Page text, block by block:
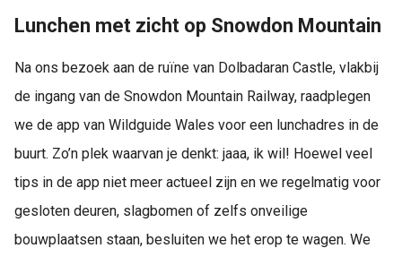
Lunchen met zicht op Snowdon Mountain
Na ons bezoek aan de ruïne van Dolbadaran Castle, vlakbij
de ingang van de Snowdon Mountain Railway, raadplegen
we de app van Wildguide Wales voor een lunchadres in de
buurt. Zo’n plek waarvan je denkt: jaaa, ik wil! Hoewel veel
tips in de app niet meer actueel zijn en we regelmatig voor
gesloten deuren, slagbomen of zelfs onveilige
bouwplaatsen staan, besluiten we het erop te wagen. We